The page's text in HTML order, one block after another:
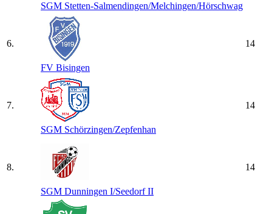
SGM Stetten-Salmendingen/​Melchingen/​Hörschwag
6.
FV Bisingen
14
7.
SGM Schörzingen/​Zepfenhan
14
8.
SGM Dunningen I/​Seedorf II
14